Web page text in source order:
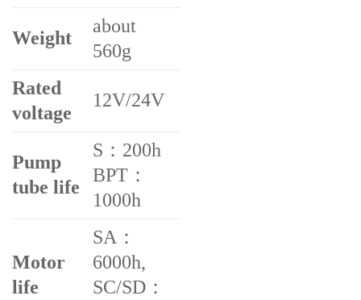
Weight
about
560g
Rated
voltage
12V/24V
Pump
tube life
S：200h
BPT：
1000h
Motor
life
SA：
6000h,
SC/SD：